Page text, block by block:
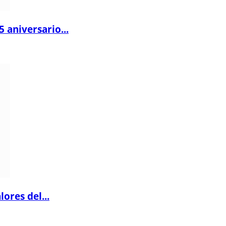
aniversario...
del...